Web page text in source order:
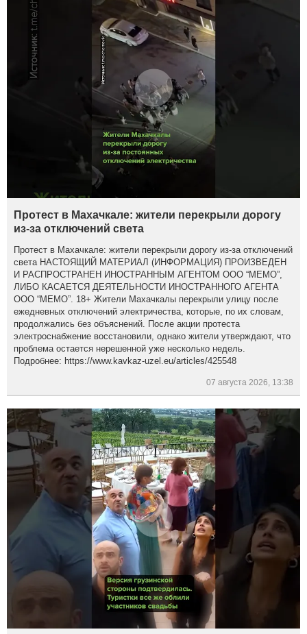
Протест в Махачкале: жители перекрыли дорогу
из-за отключений света
Протест в Махачкале: жители перекрыли дорогу из-за отключений
света НАСТОЯЩИЙ МАТЕРИАЛ (ИНФОРМАЦИЯ) ПРОИЗВЕДЕН
И РАСПРОСТРАНЕН ИНОСТРАННЫМ АГЕНТОМ ООО “МЕМО”,
ЛИБО КАСАЕТСЯ ДЕЯТЕЛЬНОСТИ ИНОСТРАННОГО АГЕНТА
ООО “МЕМО”. 18+ Жители Махачкалы перекрыли улицу после
ежедневных отключений электричества, которые, по их словам,
продолжались без объяснений. После акции протеста
электроснабжение восстановили, однако жители утверждают, что
проблема остается нерешенной уже несколько недель.
Подробнее: https://www.kavkaz-uzel.eu/articles/425548
07 августа 2026, 13:38